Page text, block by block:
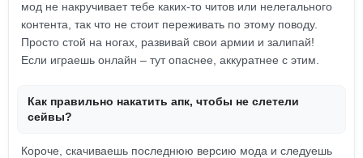
мод не накручивает тебе каких-то читов или нелегального
контента, так что не стоит переживать по этому поводу.
Просто стой на ногах, развивай свои армии и залипай!
Если играешь онлайн – тут опаснее, аккуратнее с этим.
Как правильно накатить апк, чтобы не слетели
сейвы?
Короче, скачиваешь последнюю версию мода и следуешь